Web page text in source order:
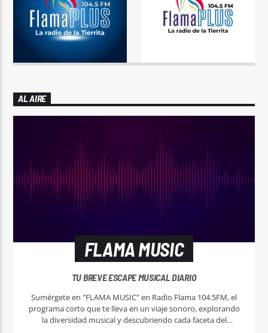
AL AIRE
FLAMA MUSIC
TU BREVE ESCAPE MUSICAL DIARIO
Sumérgete en "FLAMA MUSIC" en Radio Flama 104.5FM, el
programa corto que te lleva en un viaje sonoro, explorando
la diversidad musical y descubriendo cada faceta del